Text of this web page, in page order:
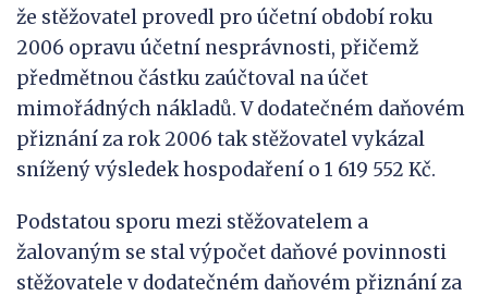
že stěžovatel provedl pro účetní období roku
2006 opravu účetní nesprávnosti, přičemž
předmětnou částku zaúčtoval na účet
mimořádných nákladů. V dodatečném daňovém
přiznání za rok 2006 tak stěžovatel vykázal
snížený výsledek hospodaření o 1 619 552 Kč.
Podstatou sporu mezi stěžovatelem a
žalovaným se stal výpočet daňové povinnosti
stěžovatele v dodatečném daňovém přiznání za